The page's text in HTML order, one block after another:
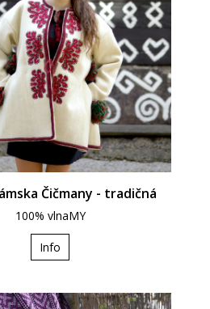
Čičmany - tradičná
100% vlnaMY
Info